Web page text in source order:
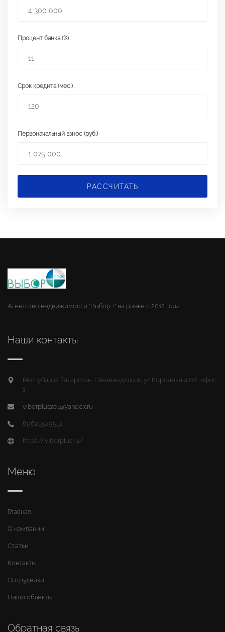
Процент банка (%)
Срок кредита (мес.)
Первоначальный взнос (руб.)
РАССЧИТАТЬ
Агентство недвижимости "Выбор +" на рынке с 2012 года.
Наши контакты
Республика Татарстан, г.Зеленодольск, ул.Королева д.11Б, офис
1
viborpluszel@yandex.ru
89625529551
https://viborplus.ru/
Меню
Главная
О компании
Статьи
Контакты
Сотрудники
Наши объекты
Обратная связь